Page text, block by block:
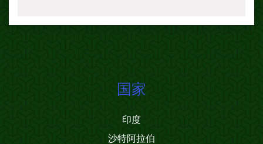
国家
印度
沙特阿拉伯